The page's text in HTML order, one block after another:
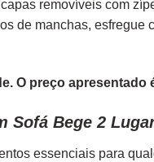
removíveis com
de manchas,
O preço apresentado
Bege 2
essenciais para